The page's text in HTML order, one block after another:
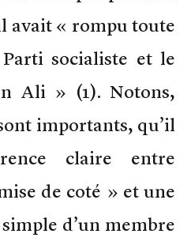
avait « rompu toute
socialiste et le
Ali » (1). Notons,
importants, qu’il
claire entre
de coté » et une
d’un membre